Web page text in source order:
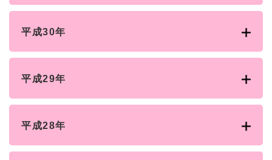
平成30年
平成29年
平成28年